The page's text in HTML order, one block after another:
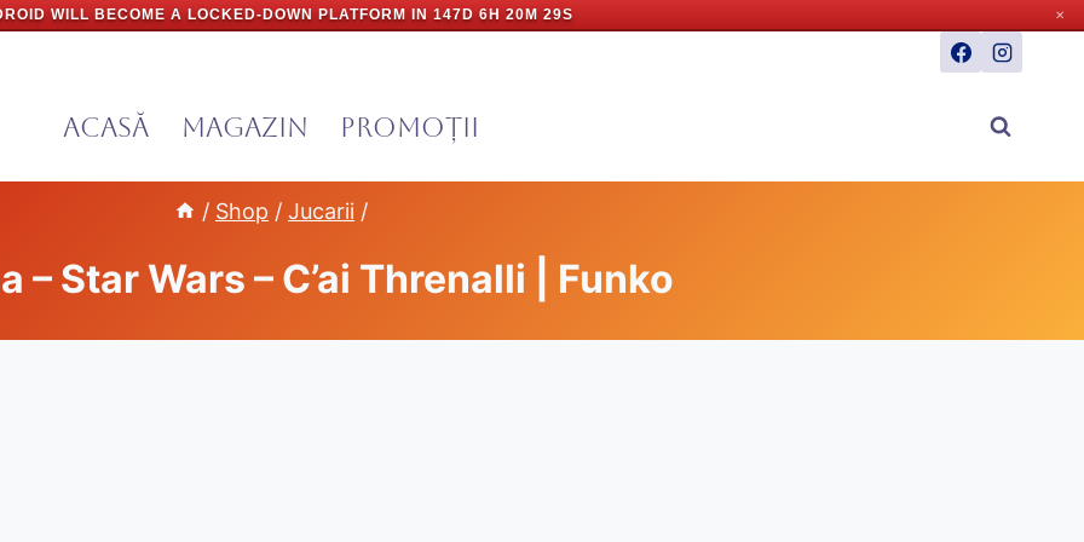
WILL BECOME A LOCKED-DOWN PLATFORM IN 147D 6H 20M 28S ✕
Acasă Magazin PROMOȚII
/ Shop / Jucarii /
– Star Wars – C’ai Threnalli | Funko